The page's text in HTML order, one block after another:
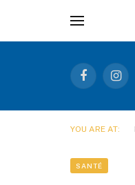
Facebook
YOU ARE AT:
SANTÉ